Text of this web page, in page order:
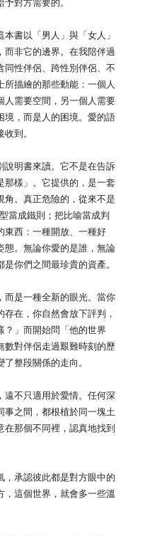
對方需要的。
書以「男人」與「女人」
而非它的邊界。在我陪伴過
同性伴侶、跨性別伴侶、不
描繪的那些動能：一個人
人需要空間，另一個人需要
境，而是人的困境。愛的語
到。
明書來讀。它不是在告訴
那樣」。它提供的，是一套
角。真正危險的，從來不是
當成鐵則；把比喻當成判
東西：一種開放、一種好
態。無論你愛的是誰，無論
你們之間最珍貴的資產。
是一種全新的眼光。當你
在，你自然會放下評判，
？」而開始問「他的世界
數對伴侶走過艱難時刻的歷
整段關係的走向。
不只適用於愛情。任何深
事之間，都根植於同一塊土
在那個不同裡，認真地找到
承認彼此都是對方眼中的
，這個世界，就會多一些溫